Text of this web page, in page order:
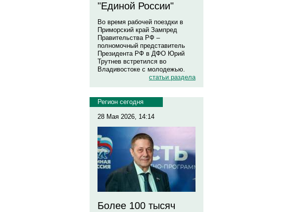
"Единой России"
Во время рабочей поездки в
Приморский край Зампред
Правительства РФ –
полномочный представитель
Президента РФ в ДФО Юрий
Трутнев встретился во
Владивостоке с молодежью.
статьи раздела
Регион сегодня
28 Мая 2026, 14:14
Более 100 тысяч